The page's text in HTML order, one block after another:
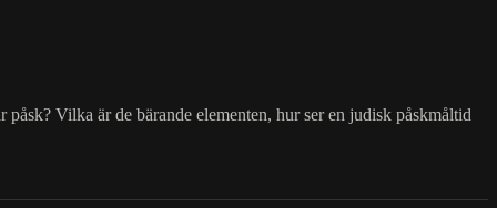
Vilka är de bärande elementen, hur ser en judisk påskmåltid